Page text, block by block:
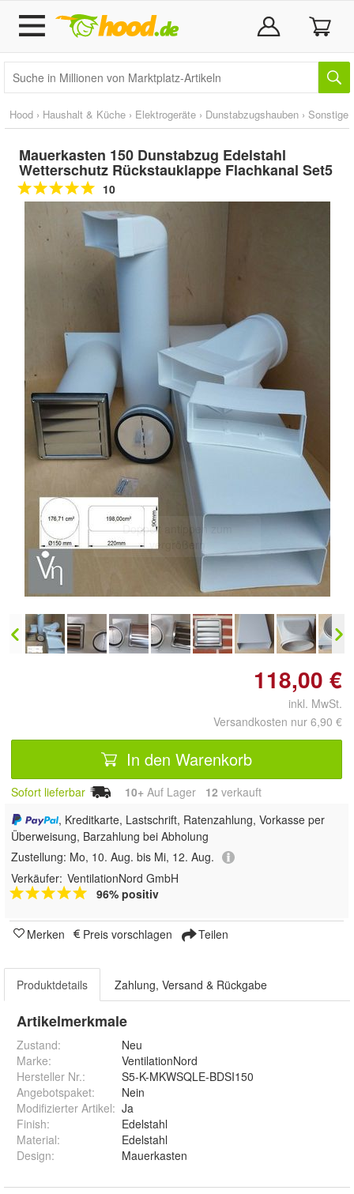
Hood › Haushalt & Küche › Elektrogeräte › Dunstabzugshauben › Sonstige
Mauerkasten 150 Dunstabzug Edelstahl
Wetterschutz Rückstauklappe Flachkanal Set5
10
Doppelt antippen zum
vergrößern
118,00 €
inkl. MwSt.
Versandkosten nur 6,90 €
In den Warenkorb
Sofort lieferbar 10+ Auf Lager 12 verkauft
, Kreditkarte, Lastschrift, Ratenzahlung, Vorkasse per
Überweisung, Barzahlung bei Abholung
Zustellung: Mo, 10. Aug. bis Mi, 12. Aug.
Verkäufer: VentilationNord GmbH
96% positiv
Merken Preis vorschlagen Teilen
Produktdetails Zahlung, Versand & Rückgabe
Artikelmerkmale
Zustand:
Neu
Marke:
VentilationNord
Hersteller Nr.:
S5-K-MKWSQLE-BDSI150
Angebotspaket:
Nein
Modifizierter Artikel: Ja
Finish:
Edelstahl
Material:
Edelstahl
Design: Mauerkasten